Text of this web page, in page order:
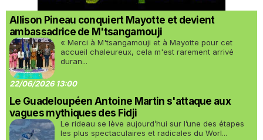
Allison Pineau conquiert Mayotte et devient
ambassadrice de M'tsangamouji
« Merci à M'tsangamouji et à Mayotte pour cet
accueil chaleureux, cela m'est rarement arrivé
duran...
22/06/2026 13:00
Le Guadeloupéen Antoine Martin s'attaque aux
vagues mythiques des Fidji
Le rideau se lève aujourd’hui sur l’une des étapes
les plus spectaculaires et radicales du Worl...